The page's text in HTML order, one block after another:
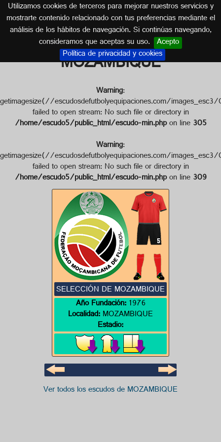
Utilizamos cookies de terceros para mejorar nuestros servicios y
mostrarte contenido relacionado con tus preferencias mediante el
análisis de los hábitos de navegación. Si continúas navegando,
consideramos que aceptas su uso. Acepto
Política de privacidad y cookies
Escudo de SELECCIÓN DE
MOZAMBIQUE
MOZAMBIQUE
Warning:
getimagesize(//escudosdefutbolyequipaciones.com/
failed to open stream: No such file or directory in
/home/escudo5/public_html/escudo-min.phpon line305
Warning:
getimagesize(//escudosdefutbolyequipaciones.com/
failed to open stream: No such file or directory in
/home/escudo5/public_html/escudo-min.phpon line309
SELECCIÓN DE MOZAMBIQUE
Año Fundación:1976
Localidad:MOZAMBIQUE
Estadio:
Ver todos los escudos de MOZAMBIQUE